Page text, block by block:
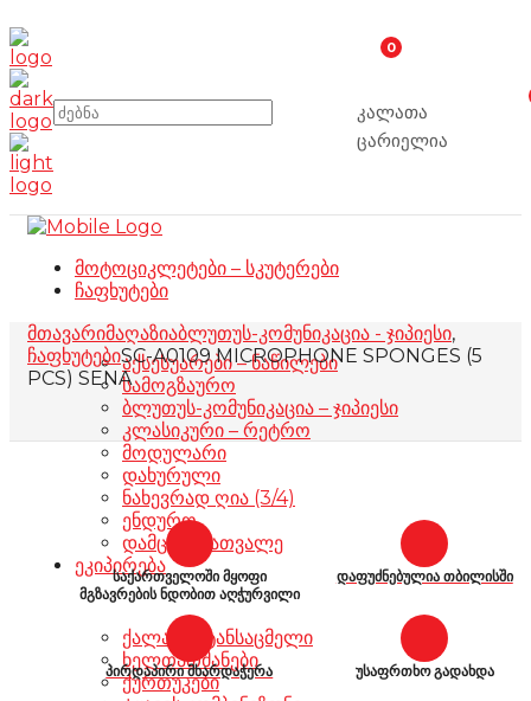
0
კალათა
ცარიელია
მოტოციკლეტები – სკუტერები
ჩაფხუტები
აქსესუარები – ნაწილები
სამოგზაურო
ბლუთუს-კომუნიკაცია – ჯიპიესი
კლასიკური – რეტრო
მოდულარი
დახურული
ნახევრად ღია (3/4)
ენდურო
დამცავი სათვალე
ეკიპირება
ქალაქის ტანსაცმელი
ხელთათმანები
ქურთუკები
მთავარიმაღაზიაბლუთუს-კომუნიკაცია - ჯიპიესი,
ჩაფხუტებიSC-A0109 MICROPHONE SPONGES (5
PCS) SENA
საქართველოში მყოფი
მგზავრების ნდობით აღჭურვილი
დაფუძნებულია თბილისში
პირდაპირი მხარდაჭერა უსაფრთხო გადახდა